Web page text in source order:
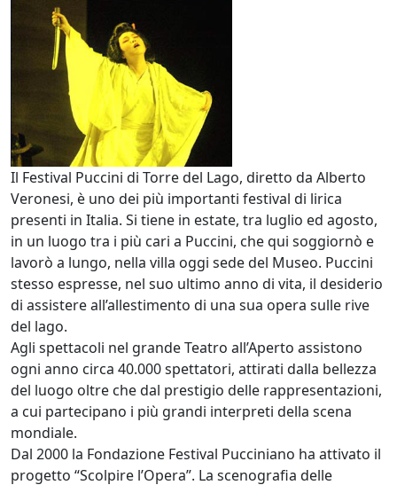
Il Festival Puccini di Torre del Lago, diretto da Alberto
Veronesi, è uno dei più importanti festival di lirica
presenti in Italia. Si tiene in estate, tra luglio ed agosto,
in un luogo tra i più cari a Puccini, che qui soggiornò e
lavorò a lungo, nella villa oggi sede del Museo. Puccini
stesso espresse, nel suo ultimo anno di vita, il desiderio
di assistere all’allestimento di una sua opera sulle rive
del lago.
Agli spettacoli nel grande Teatro all’Aperto assistono
ogni anno circa 40.000 spettatori, attirati dalla bellezza
del luogo oltre che dal prestigio delle rappresentazioni,
a cui partecipano i più grandi interpreti della scena
mondiale.
Dal 2000 la Fondazione Festival Pucciniano ha attivato il
progetto “Scolpire l’Opera”. La scenografia delle